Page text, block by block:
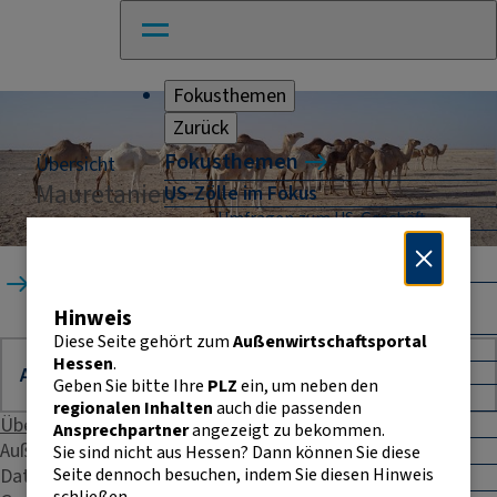
Fokusthemen
Zurück
Fokusthemen
US-Zölle im Fokus
Umfragen zum US-Geschäft
Naher Osten: Auswirkungen für
Absicherung und Finanzierung im
Außenhandel Hessen
CBAM
Entwicklungszusammenarbeit
E-Commerce
E-Rechnung in der EU
Übersicht
Mauretanien
Mauretanien
Übersicht
Außenhandelsstatistik
Daten & Fakten
Hinweis
Diese Seite gehört zumAußenwirtschaftsportal
Hessen.
Geben Sie bitte Ihre PLZein, um neben den
regionalen Inhaltenauch die passenden
Ansprechpartnerangezeigt zu bekommen.
Sie sind nicht aus Hessen? Dann können Sie diese
Seite dennoch besuchen, indem Sie diesen Hinweis